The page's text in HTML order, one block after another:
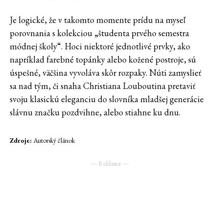
Je logické, že v takomto momente prídu na myseľ
porovnania s kolekciou „študenta prvého semestra
módnej školy“. Hoci niektoré jednotlivé prvky, ako
napríklad farebné topánky alebo kožené postroje, sú
úspešné, väčšina vyvoláva skôr rozpaky. Núti zamyslieť
sa nad tým, či snaha Christiana Louboutina pretaviť
svoju klasickú eleganciu do slovníka mladšej generácie
slávnu značku pozdvihne, alebo stiahne ku dnu.
Zdroje: Autorský článok
― Reklama ―